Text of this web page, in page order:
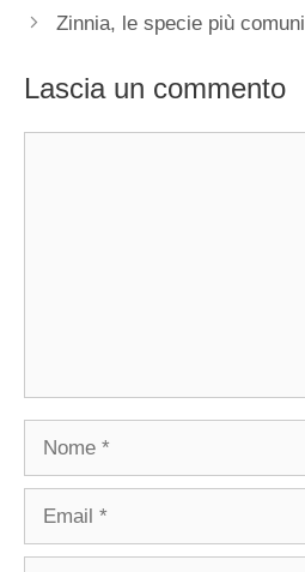
Zinnia, le specie più comuni
Lascia un commento
Nome
Email